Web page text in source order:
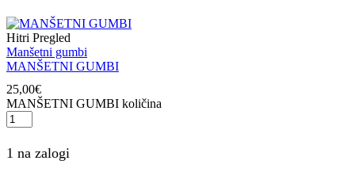
Hitri Pregled
Manšetni gumbi
MANŠETNI GUMBI
25,00€
MANŠETNI GUMBI količina
1 na zalogi